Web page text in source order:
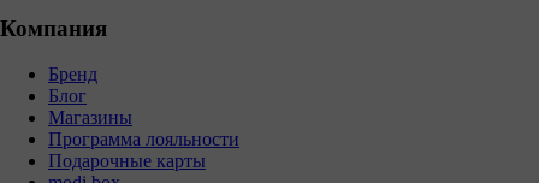
Компания
Бренд
Блог
Магазины
Программа лояльности
Подарочные карты